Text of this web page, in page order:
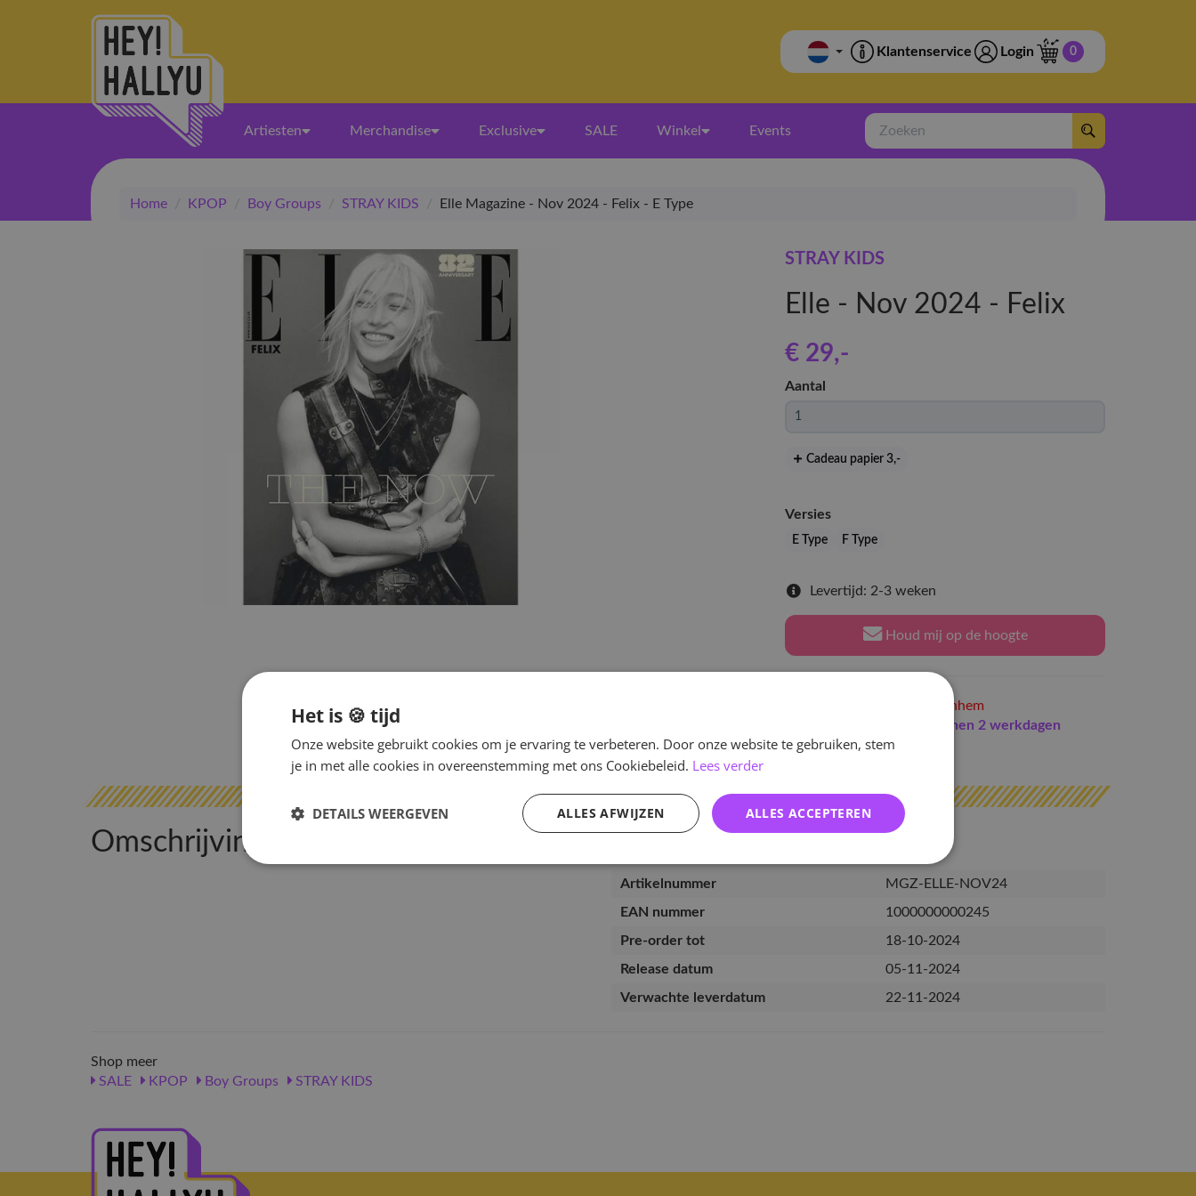
Klantenservice Login 0
Artiesten Merchandise Exclusive SALE Winkel Events
Zoeken
Home / KPOP / Boy Groups / STRAY KIDS / Elle Magazine - Nov 2024 - Felix - E Type
STRAY KIDS
Elle - Nov 2024 - Felix
€ 29,-
Aantal
Cadeau papier 3,-
Versies
E Type F Type
Levertijd: 2-3 weken
Houd mij op de hoogte
in Arnhem
binnen 2 werkdagen
verzonden
Omschrijving Specificaties
Artikelnummer
MGZ-ELLE-NOV24
EAN nummer
1000000000245
Pre-order tot
18-10-2024
Release datum
05-11-2024
Verwachte leverdatum
22-11-2024
Shop meer
SALE
KPOP Boy Groups STRAY KIDS
Het is 🍪 tijd
Onze website gebruikt cookies om je ervaring te verbeteren. Door onze website te gebruiken, stem
je in met alle cookies in overeenstemming met ons Cookiebeleid. Lees verder
ALLES ACCEPTEREN
ALLES AFWIJZEN
DETAILS WEERGEVEN